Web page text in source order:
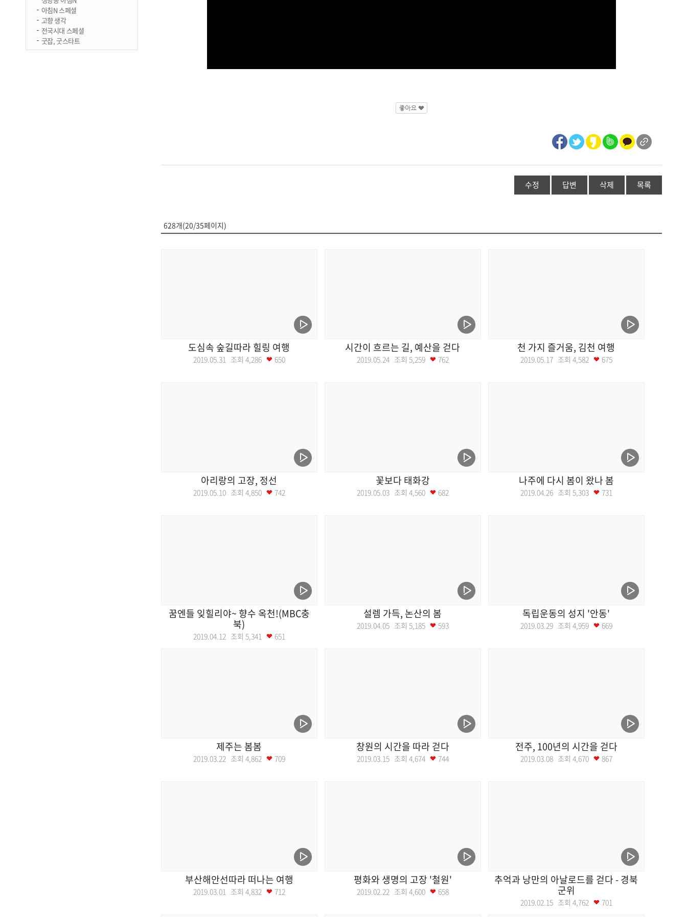
아침N 스페셜
고향 생각
전국시대 스페셜
굿잡, 굿스타트
수정 답변 삭제 목록
628개(20/35페이지)
도심속 숲길따라 힐링 여행
2019.05.31 조회 4,286 650
시간이 흐르는 길, 예산을 걷다
2019.05.24 조회 5,259 762
천 가지 즐거움, 김천 여행
2019.05.17 조회 4,582 675
아리랑의 고장, 정선
2019.05.10 조회 4,850 742
꽃보다 태화강
2019.05.03 조회 4,560 682
나주에 다시 봄이 왔나 봄
2019.04.26 조회 5,303 731
꿈엔들 잊힐리야~ 향수 옥천!(MBC충
북)
2019.04.12 조회 5,341 651
설렘 가득, 논산의 봄
2019.04.05 조회 5,185 593
독립운동의 성지 '안동'
2019.03.29 조회 4,959 669
제주는 봄봄
2019.03.22 조회 4,862 709
창원의 시간을 따라 걷다
2019.03.15 조회 4,674 744
전주, 100년의 시간을 걷다
2019.03.08 조회 4,670 867
부산해안선따라 떠나는 여행
2019.03.01 조회 4,832 712
평화와 생명의 고장 '철원'
2019.02.22 조회 4,600 658
추억과 낭만의 아날로드를 걷다 - 경북
군위
2019.02.15 조회 4,762 701